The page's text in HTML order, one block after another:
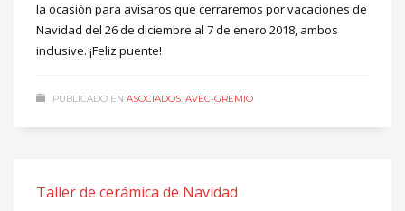
la ocasión para avisaros que cerraremos por vacaciones de
Navidad del 26 de diciembre al 7 de enero 2018, ambos
inclusive. ¡Feliz puente!
PUBLICADO EN ASOCIADOS, AVEC-GREMIO
Taller de cerámica de Navidad